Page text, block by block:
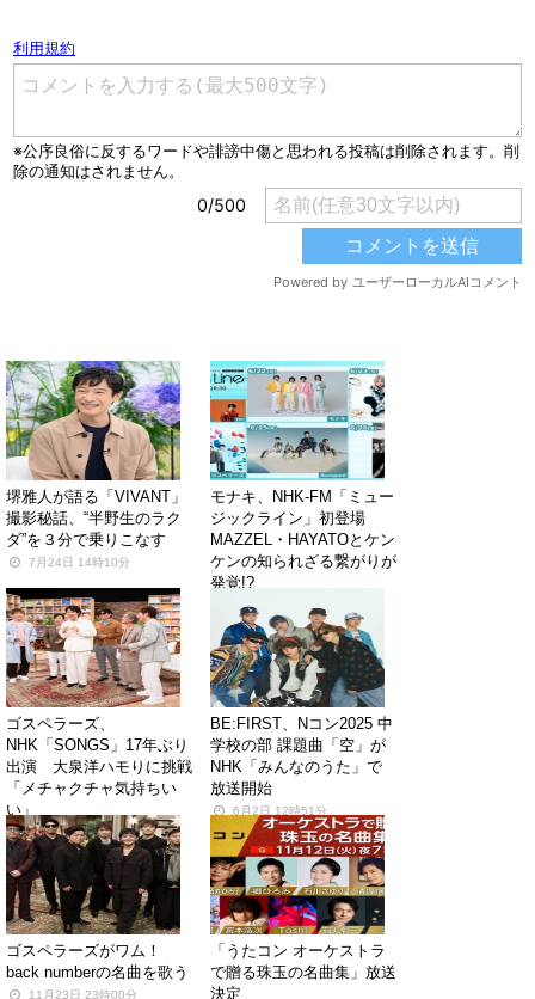
堺雅人が語る「VIVANT」
撮影秘話、“半野生のラク
ダ”を３分で乗りこなす
7月24日 14時10分
モナキ、NHK-FM「ミュー
ジックライン」初登場
MAZZEL・HAYATOとケン
ケンの知られざる繋がりが
発覚!?
6月19日 23時30分
ゴスペラーズ、
NHK「SONGS」17年ぶり
出演 大泉洋ハモりに挑戦
「メチャクチャ気持ちい
い」
6月17日 12時35分
BE:FIRST、Nコン2025 中
学校の部 課題曲「空」が
NHK「みんなのうた」で
放送開始
6月2日 12時51分
ゴスペラーズがワム！
back numberの名曲を歌う
11月23日 23時00分
「うたコン オーケストラ
で贈る珠玉の名曲集」放送
決定